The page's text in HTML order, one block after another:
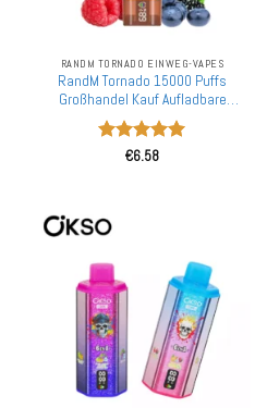
RANDM TORNADO EINWEG-VAPES
RandM Tornado 15000 Puffs
Großhandel Kauf Aufladbare
Einweg-E-Zigarette
Bewertet
€6.58